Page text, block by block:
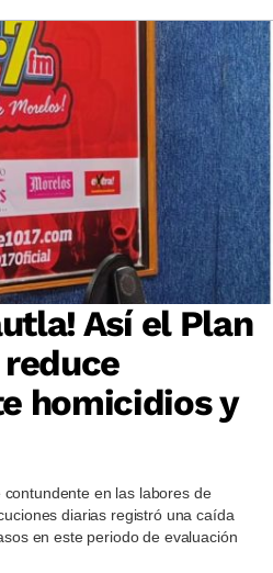
Así el Plan
homicidios y
en las labores de
diarias registró una caída
en este periodo de evaluación